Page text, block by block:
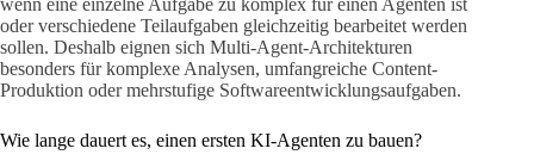
oder verschiedene Teilaufgaben gleichzeitig bearbeitet werden
sollen. Deshalb eignen sich Multi-Agent-Architekturen
besonders für komplexe Analysen, umfangreiche Content-
Produktion oder mehrstufige Softwareentwicklungsaufgaben.
Wie lange dauert es, einen ersten KI-Agenten zu bauen?